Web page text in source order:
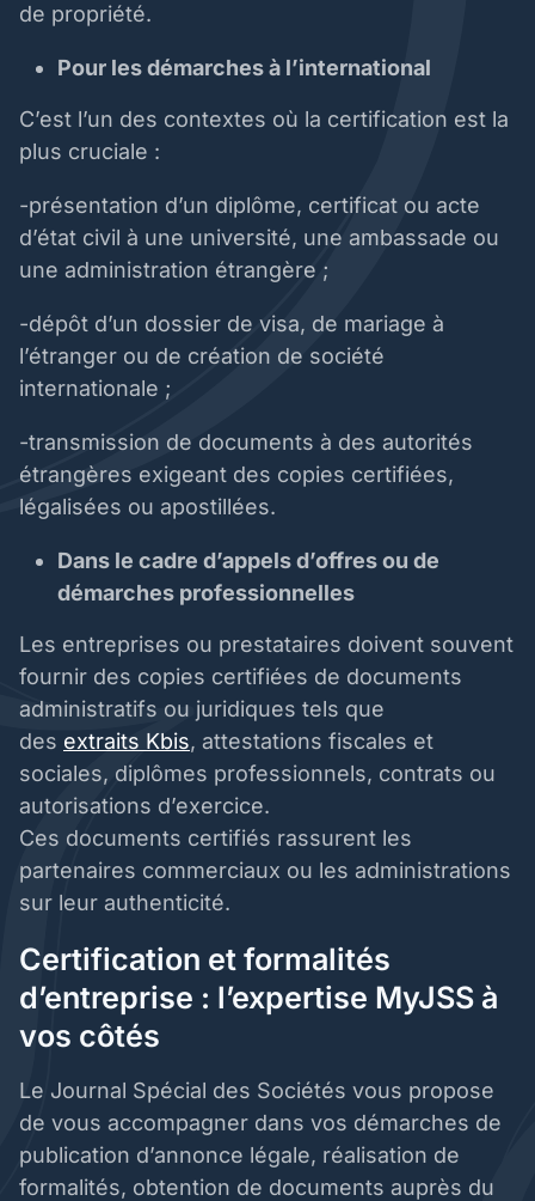
de propriété.
Pour les démarches à l’international
C’est l’un des contextes où la certification est la
plus cruciale :
-présentation d’un diplôme, certificat ou acte
d’état civil à une université, une ambassade ou
une administration étrangère ;
-dépôt d’un dossier de visa, de mariage à
l’étranger ou de création de société
internationale ;
-transmission de documents à des autorités
étrangères exigeant des copies certifiées,
légalisées ou apostillées.
Dans le cadre d’appels d’offres ou de
démarches professionnelles
Les entreprises ou prestataires doivent souvent
fournir des copies certifiées de documents
administratifs ou juridiques tels que
des extraits Kbis, attestations fiscales et
sociales, diplômes professionnels, contrats ou
autorisations d’exercice.
Ces documents certifiés rassurent les
partenaires commerciaux ou les administrations
sur leur authenticité.
Certification et formalités
d’entreprise : l’expertise MyJSS à
vos côtés
Le Journal Spécial des Sociétés vous propose
de vous accompagner dans vos démarches de
publication d’annonce légale, réalisation de
formalités, obtention de documents auprès du